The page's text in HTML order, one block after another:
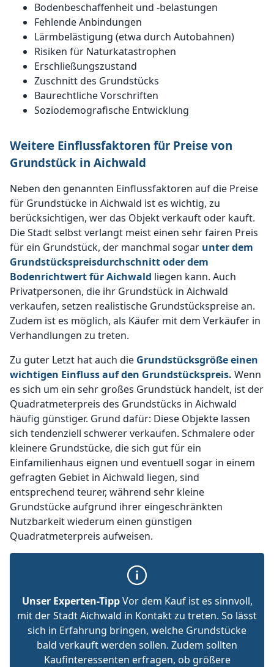
Bodenbeschaffenheit und -belastungen
Fehlende Anbindungen
Lärmbelästigung (etwa durch Autobahnen)
Risiken für Naturkatastrophen
Erschließungszustand
Zuschnitt des Grundstücks
Baurechtliche Vorschriften
Soziodemografische Entwicklung
Weitere Einflussfaktoren für Preise von
Grundstück in Aichwald
Neben den genannten Einflussfaktoren auf die Preise
für Grundstücke in Aichwald ist es wichtig, zu
berücksichtigen, wer das Objekt verkauft oder kauft.
Die Stadt selbst verlangt meist einen sehr fairen Preis
für ein Grundstück, der manchmal sogar unter dem
Grundstückspreisdurchschnitt oder dem
Bodenrichtwert für Aichwald liegen kann. Auch
Privatpersonen, die ihr Grundstück in Aichwald
verkaufen, setzen realistische Grundstückspreise an.
Zudem ist es möglich, als Käufer mit dem Verkäufer in
Verhandlungen zu treten.
Zu guter Letzt hat auch die Grundstücksgröße einen
wichtigen Einfluss auf den Grundstückspreis. Wenn
es sich um ein sehr großes Grundstück handelt, ist der
Quadratmeterpreis des Grundstücks in Aichwald
häufig günstiger. Grund dafür: Diese Objekte lassen
sich tendenziell schwerer verkaufen. Schmalere oder
kleinere Grundstücke, die sich gut für ein
Einfamilienhaus eignen und eventuell sogar in einem
gefragten Gebiet in Aichwald liegen, sind
entsprechend teurer, während sehr kleine
Grundstücke aufgrund ihrer eingeschränkten
Nutzbarkeit wiederum einen günstigen
Quadratmeterpreis aufweisen.
Unser Experten-TippVor dem Kauf ist es sinnvoll,
mit der Stadt Aichwald in Kontakt zu treten. So lässt
sich in Erfahrung bringen, welche Grundstücke
bald verkauft werden sollen. Zudem sollten
Kaufinteressenten erfragen, ob größere